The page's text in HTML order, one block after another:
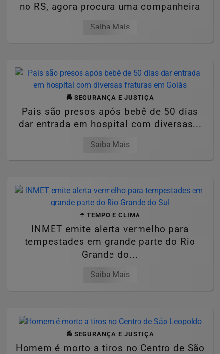
no RS, agora procura uma companheira
Saiba Mais
🚔 SEGURANÇA E JUSTIÇA
Pais são presos após bebê de 50 dias
dar entrada em hospital com diversas...
Saiba Mais
☂️ TEMPO E CLIMA
INMET emite alerta vermelho para
tempestades em grande parte do Rio
Grande do...
Saiba Mais
🚔 SEGURANÇA E JUSTIÇA
Homem é morto a tiros no Centro de São